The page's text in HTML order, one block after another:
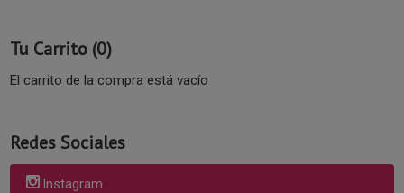
Tu Carrito (0)
El carrito de la compra está vacío
Redes Sociales
Instagram